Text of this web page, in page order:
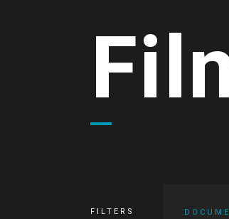
FILTERS